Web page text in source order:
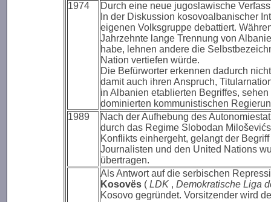
1974
Durch eine neue jugoslawische
In der Diskussion kosovoalbanischer
eigenen Volksgruppe debattiert.
Jahrzehnte lange Trennung von
habe, lehnen andere die
Nation vertiefen würde.
Die Befürworter erkennen dadurch
damit auch ihren Anspruch,
in Albanien etablierten Begriffes,
dominierten kommunistischen
1989
Nach der Aufhebung des
durch das Regime Slobodan
Konflikts einhergeht, gelangt der Begriff
Journalisten und den United Nations
übertragen.
Als Antwort auf die serbischen
Kosovës ( LDK , Demokratische Liga
Kosovo gegründet. Vorsitzender wird